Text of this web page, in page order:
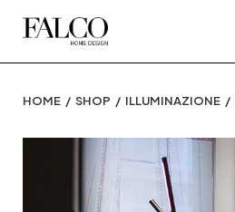
HOME SHOP ILLUMINAZIONE